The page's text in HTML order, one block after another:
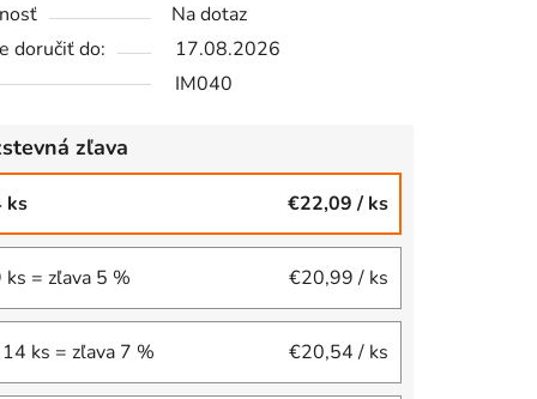
Na dotaz
doručiť do:
17.08.2026
IM040
zľava
ks €22,09 / ks
ks = zľava 5 % €20,99 / ks
ks = zľava 7 % €20,54 / ks